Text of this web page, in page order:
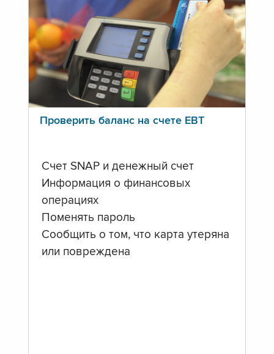
Проверить баланс на счете ЕВТ
Счет SNAP и денежный счет
Информация о финансовых
операциях
Поменять пароль
Сообщить о том, что карта утеряна
или повреждена